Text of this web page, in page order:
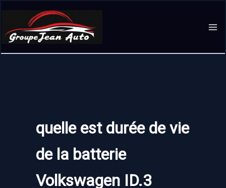
contenu
quelle est durée de vie
de la batterie
Volkswagen ID.3